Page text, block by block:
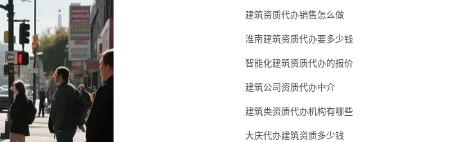
建筑资质代办销售怎么做
淮南建筑资质代办要多少钱
智能化建筑资质代办的报价
建筑公司资质代办中介
建筑类资质代办机构有哪些
大庆代办建筑资质多少钱